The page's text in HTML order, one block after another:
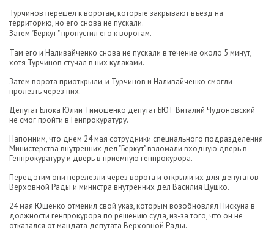
Турчинов перешел к воротам, которые закрывают въезд на
территорию, но его снова не пускали.
Затем "Беркут " пропустил его к воротам.
Там его и Наливайченко снова не пускали в течение около 5 минут,
хотя Турчинов стучал в них кулаками.
Затем ворота приоткрыли, и Турчинов и Наливайченко смогли
пролезть через них.
Депутат Блока Юлии Тимошенко депутат БЮТ Виталий Чудоновский
не смог пройти в Генпрокуратуру.
Напомним, что днем 24 мая сотрудники специального подразделения
Министерства внутренних дел "Беркут" взломали входную дверь в
Генпрокуратуру и дверь в приемную генпрокурора.
Перед этим они перелезли через ворота и открыли их для депутатов
Верховной Рады и министра внутренних дел Василия Цушко.
24 мая Ющенко отменил свой указ, которым возобновлял Пискуна в
должности генпрокурора по решению суда, из-за того, что он не
отказался от мандата депутата Верховной Рады.